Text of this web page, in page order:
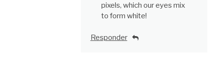
pixels, which our eyes mix
to form white!
Responder